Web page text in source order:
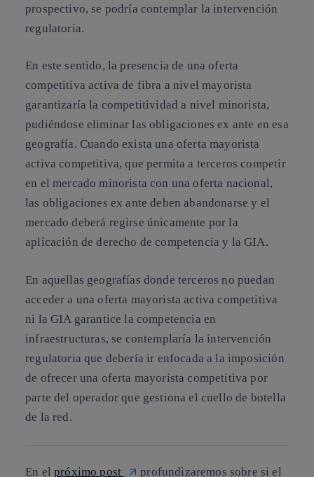
prospectivo, se podría contemplar la intervención
regulatoria.
En este sentido, la presencia de unaoferta
competitiva activa de fibra a nivel mayorista
garantizaría la competitividad a nivel minorista,
pudiéndose eliminar las obligaciones ex ante en esa
geografía. Cuando exista una oferta mayorista
activa competitiva, que permita a terceros competir
en el mercado minorista con una oferta nacional,
las obligaciones ex ante deben abandonarse y el
mercado deberá regirse únicamente por la
aplicación de derecho de competencia y la GIA.
En aquellas geografías donde terceros no puedan
acceder a una oferta mayorista activa competitiva
ni la GIA garantice la competencia en
infraestructuras, se contemplaría la intervención
regulatoria que debería ir enfocada a la imposición
de ofrecer una oferta mayorista competitiva por
parte del operador que gestiona el cuello de botella
de la red.
En elpróximo post
profundizaremos sobre si el